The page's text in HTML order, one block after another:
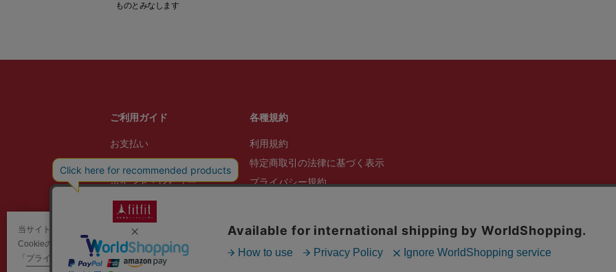
ものとみなします
ご利用ガイド
お支払い
ポイント・レビュー
サイズ交換
返品・返金
よくあるご質問
各種規約
利用規約
特定商取引の法律に基づく表示
プライバシー規約
注意ください
お客様対応方針
当サイトではCookieを使用します。
Cookieの使用に関する詳細は
「 プライバシー規約」をご覧ください。